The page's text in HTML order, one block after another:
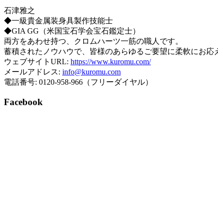
石津雅之
◆一級貴金属装身具製作技能士
◆GIA GG（米国宝石学会宝石鑑定士）
両方をあわせ持つ、クロムハーツ一筋の職人です。
蓄積されたノウハウで、皆様のあらゆるご要望に柔軟にお応
ウェブサイトURL: https://www.kuromu.com/
メールアドレス: info@kuromu.com
電話番号: 0120-958-966（フリーダイヤル）
Facebook